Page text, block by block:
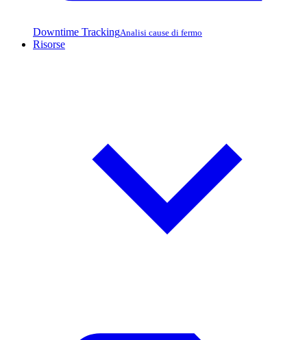
Downtime TrackingAnalisi cause di fermo
Risorse